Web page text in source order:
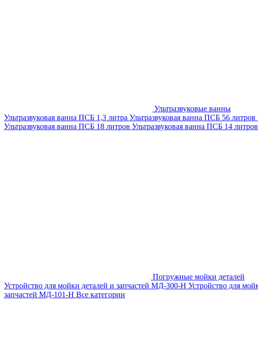
Ультразвуковые ванны
Ультразвуковая ванна ПСБ 1,3 литра Ультразвуковая ванна ПСБ 56 литров
Ультразвуковая ванна ПСБ 18 литров Ультразвуковая ванна ПСБ 14 литров
Погружные мойки деталей
Устройство для мойки деталей и запчастей МД-300-H Устройство для
запчастей МД-101-Н Все категории